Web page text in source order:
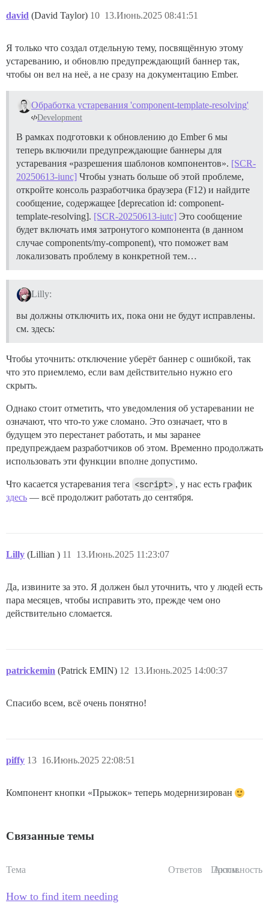
david (David Taylor) 13.Июнь.2025 08:41:51
10
Я только что создал отдельную тему, посвящённую этому
устареванию, и обновлю предупреждающий баннер так,
чтобы он вел на неё, а не сразу на документацию Ember.
Обработка устаревания 'component-template-resolving'
Development
В рамках подготовки к обновлению до Ember 6 мы
теперь включили предупреждающие баннеры для
устаревания «разрешения шаблонов компонентов». [SCR-
20250613-iunc] Чтобы узнать больше об этой проблеме,
откройте консоль разработчика браузера (F12) и найдите
сообщение, содержащее [deprecation id: component-
template-resolving]. [SCR-20250613-iutc] Это сообщение
будет включать имя затронутого компонента (в данном
случае components/my-component), что поможет вам
локализовать проблему в конкретной тем…
Lilly:
вы должны отключить их, пока они не будут исправлены.
см. здесь:
Чтобы уточнить: отключение уберёт баннер с ошибкой, так
что это приемлемо, если вам действительно нужно его
скрыть.
Однако стоит отметить, что уведомления об устаревании не
означают, что что-то уже сломано. Это означает, что в
будущем это перестанет работать, и мы заранее
предупреждаем разработчиков об этом. Временно продолжать
использовать эти функции вполне допустимо.
Что касается устаревания тега <script> , у нас есть график
здесь — всё продолжит работать до сентября.
Lilly (Lillian ) 13.Июнь.2025 11:23:07
11
Да, извините за это. Я должен был уточнить, что у людей есть
пара месяцев, чтобы исправить это, прежде чем оно
действительно сломается.
patrickemin (Patrick EMIN) 13.Июнь.2025 14:00:37
12
Спасибо всем, всё очень понятно!
piffy 16.Июнь.2025 22:08:51
13
Компонент кнопки «Прыжок» теперь модернизирован
Связанные темы
Тема Ответов Просм.
Активность
How to find item needing